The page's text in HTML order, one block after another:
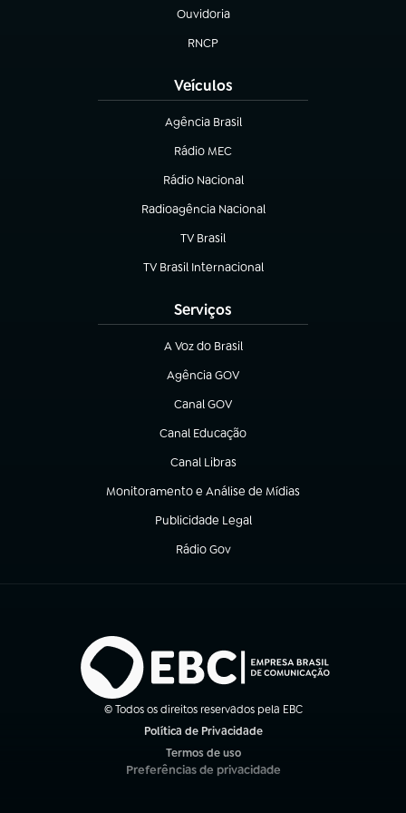
Ouvidoria
(abre em nova aba)
RNCP
(abre em nova aba)
Veículos
Agência Brasil
(abre em nova aba)
Rádio MEC
(abre em nova aba)
Rádio Nacional
Radioagência Nacional
(abre em nova aba)
TV Brasil
(abre em nova aba)
TV Brasil Internacional
(abre em nova aba)
Serviços
A Voz do Brasil
(abre em nova aba)
Agência GOV
(abre em nova aba)
Canal GOV
(abre em nova aba)
Canal Educação
(abre em nova aba)
Canal Libras
(abre em nova aba)
Monitoramento e Análise de Mídias
(abre em nova aba)
Publicidade Legal
(abre em nova aba)
Rádio Gov
(abre em nova aba)
© Todos os direitos reservados pela EBC
Política de Privacidade
Termos de uso
(abre em nova aba)
Preferências de privacidade